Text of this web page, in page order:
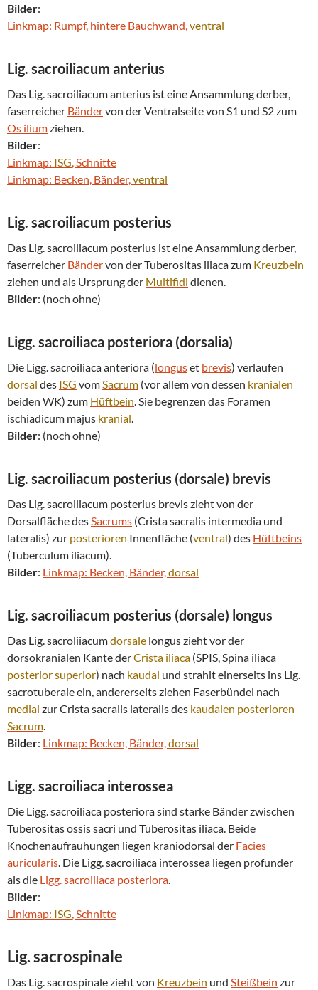
Bilder:
Linkmap: Rumpf, hintere Bauchwand, ventral
Lig. sacroiliacum anterius
Das Lig. sacroiliacum anterius ist eine Ansammlung derber,
faserreicher Bändervon der Ventralseite von S1 und S2 zum
Os iliumziehen.
Bilder:
Linkmap: ISG , Schnitte
Linkmap: Becken, Bänder, ventral
Lig. sacroiliacum posterius
Das Lig. sacroiliacum posterius ist eine Ansammlung derber,
faserreicher Bändervon der Tuberositas iliaca zum Kreuzbein
ziehen und als Ursprung der Multifidi dienen.
Bilder: (noch ohne)
Ligg. sacroiliaca posteriora (dorsalia)
Die Ligg. sacroiliaca anteriora (longuset brevis) verlaufen
dorsal des ISG vom Sacrum (vor allem von dessen kranialen
beiden WK) zum Hüftbein . Sie begrenzen das Foramen
ischiadicum majus kranial
Bilder: (noch ohne)
Lig. sacroiliacum posterius (dorsale) brevis
Das Lig. sacroiliacum posterius brevis zieht von der
Dorsalfläche des Sacrums (Crista sacralis intermedia und
lateralis) zur posterioren Innenfläche (ventral) des Hüftbeins
(Tuberculum iliacum).
Bilder: Linkmap: Becken, Bänder, dorsal
Lig. sacroiliacum posterius (dorsale) longus
Das Lig. sacroliiacumdorsale longus zieht vor der
dorsokranialen Kante derCrista iliaca (SPIS, Spina iliaca
posteriorsuperior) nach kaudal und strahlt einerseits ins Lig.
sacrotuberale ein, andererseits ziehen Faserbündel nach
medial zur Crista sacralis lateralis des kaudalen posterioren
Sacrum
Bilder: Linkmap: Becken, Bänder, dorsal
Ligg. sacroiliaca interossea
Die Ligg. sacroiliaca posteriora sind starke Bänder zwischen
Tuberositas ossis sacri und Tuberositas iliaca. Beide
Knochenaufrauhungen liegen kraniodorsal der Facies
auricularis . Die Ligg. sacroiliaca interossea liegen profunder
als die Ligg. sacroiliaca posteriora
Bilder:
Linkmap: ISG , Schnitte
Lig. sacrospinale
Das Lig. sacrospinale zieht von Kreuzbein und Steißbein zur